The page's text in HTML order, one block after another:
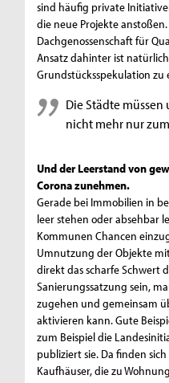
sind häufig private
die neue Projekte
Dachgenossenschaft für
Ansatz dahinter ist
Grundstücksspekulation zu
Die Städte
nicht mehr nur
Und der Leerstand von
Corona zunehmen.
Gerade bei Immobilien in
leer stehen oder absehbar
Kommunen Chancen
Umnutzung der Objekte
direkt das scharfe Schwert
Sanierungssatzung sein,
zugehen und gemeinsam
aktivieren kann. Gute
zum Beispiel die
publiziert sie. Da finden
Kaufhäuser, die zu